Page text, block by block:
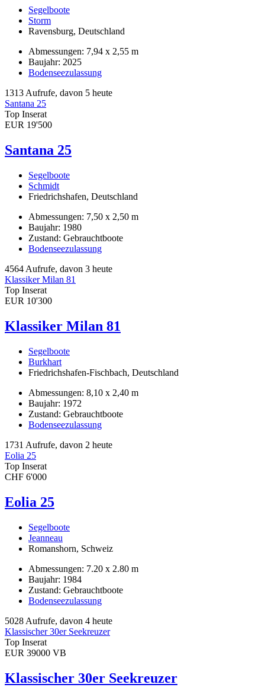
Segelboote
Storm
Ravensburg, Deutschland
Abmessungen: 7,94 x 2,55 m
Baujahr: 2025
Bodenseezulassung
1313 Aufrufe, davon 5 heute
Santana 25
Top Inserat
EUR 19'500
Santana 25
Segelboote
Schmidt
Friedrichshafen, Deutschland
Abmessungen: 7,50 x 2,50 m
Baujahr: 1980
Zustand: Gebrauchtboote
Bodenseezulassung
4564 Aufrufe, davon 3 heute
Klassiker Milan 81
Top Inserat
EUR 10'300
Klassiker Milan 81
Segelboote
Burkhart
Friedrichshafen-Fischbach, Deutschland
Abmessungen: 8,10 x 2,40 m
Baujahr: 1972
Zustand: Gebrauchtboote
Bodenseezulassung
1731 Aufrufe, davon 2 heute
Eolia 25
Top Inserat
CHF 6'000
Eolia 25
Segelboote
Jeanneau
Romanshorn, Schweiz
Abmessungen: 7.20 x 2.80 m
Baujahr: 1984
Zustand: Gebrauchtboote
Bodenseezulassung
5028 Aufrufe, davon 4 heute
Klassischer 30er Seekreuzer
Top Inserat
EUR 39000 VB
Klassischer 30er Seekreuzer